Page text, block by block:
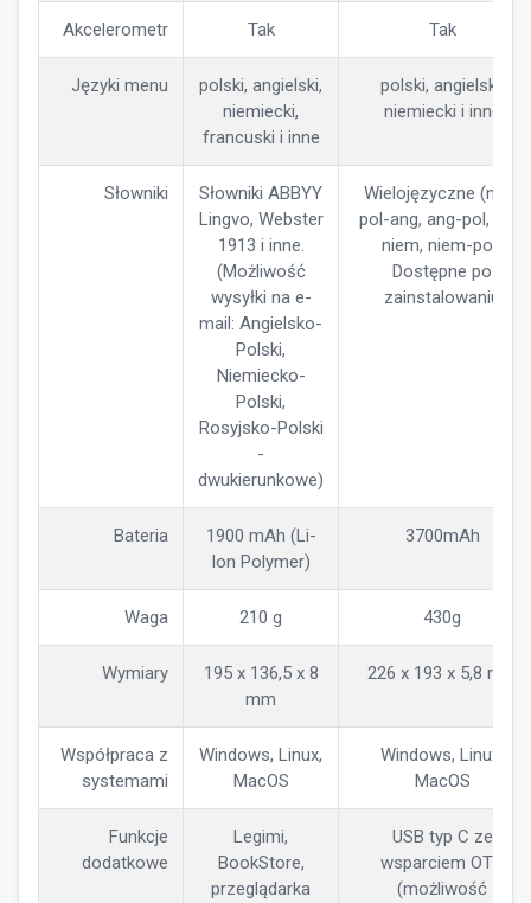
Akcelerometr Tak Tak
Języki menu
polski, angielski,
niemiecki,
francuski i inne
polski, angielski,
niemiecki i inne
Słowniki
Słowniki ABBYY
Lingvo, Webster
1913 i inne.
(Możliwość
wysyłki na e-
mail: Angielsko-
Polski,
Niemiecko-
Polski,
Rosyjsko-Polski
-
dwukierunkowe)
Wielojęzyczne (m.in.
pol-ang, ang-pol, pol-
niem, niem-pol)
Dostępne po
zainstalowaniu
Bateria
1900 mAh (Li-
Ion Polymer)
3700mAh
Waga 210 g 430g
Wymiary
195 x 136,5 x 8
mm
226 x 193 x 5,8 mm
Współpraca z
systemami
Windows, Linux,
MacOS
Windows, Linux,
MacOS
Funkcje
dodatkowe
Legimi,
BookStore,
przeglądarka
USB typ C ze
wsparciem OTG
(możliwość